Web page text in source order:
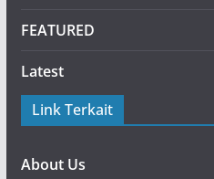
FEATURED
Latest
Link Terkait
About Us